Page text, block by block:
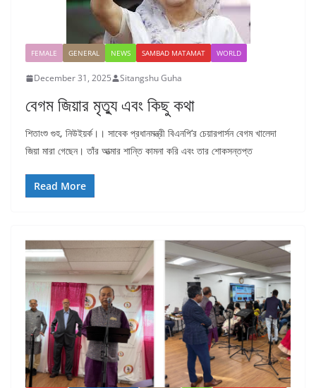
FEMALE GENERAL NEWS SAMBAD MATAMAT WORLD
December 31, 2025 Sitangshu Guha
বেগম জিয়ার মৃত্যু এবং কিছু কথা
শিতাংশু গুহ, নিউইয়র্ক।। সাবেক প্রধানমন্ত্রী বিএনপি’র চেয়ারপার্সন বেগম খালেদা
জিয়া মারা গেছেন। তাঁর আত্মার শান্তি কামনা করি এবং তার শোকসন্তপ্ত
Read More